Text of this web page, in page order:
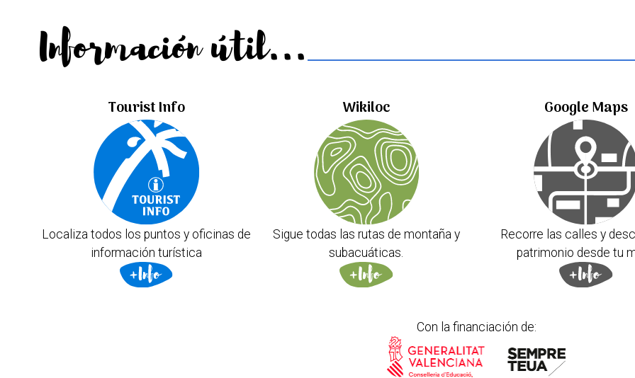
Información útil...
Tourist Info
Localiza todos los puntos y oficinas de
información turística
Wikiloc
Sigue todas las rutas de montaña y
subacuáticas.
Google Maps
Recorre las calles y
patrimonio desde tu
Con la financiación de: